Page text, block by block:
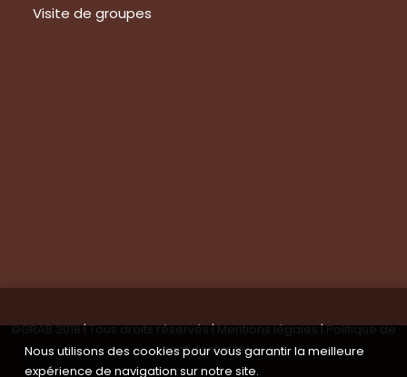
Visite de groupes
©GRAB 2018 | Tous droits réservés |Mentions légales|Politique de
confidentialité
Nous utilisons des cookies pour vous garantir la meilleure
expérience de navigation sur notre site.